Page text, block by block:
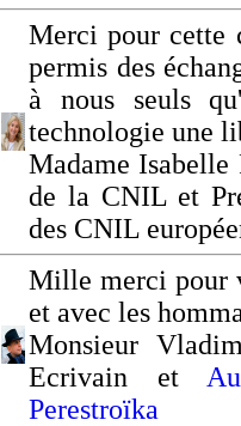
Merci pour cette
permis des
à nous seuls
technologie une
Madame Isabelle
de la CNIL et
des CNIL
Mille merci pour
et avec les
Monsieur
Ecrivain et
Perestroïka